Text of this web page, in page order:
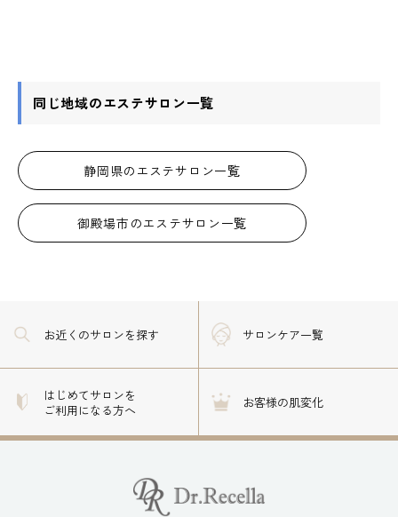
同じ地域のエステサロン一覧
静岡県のエステサロン一覧
御殿場市のエステサロン一覧
お近くのサロンを探す サロンケア一覧
はじめてサロンを
ご利用になる方へ
お客様の肌変化